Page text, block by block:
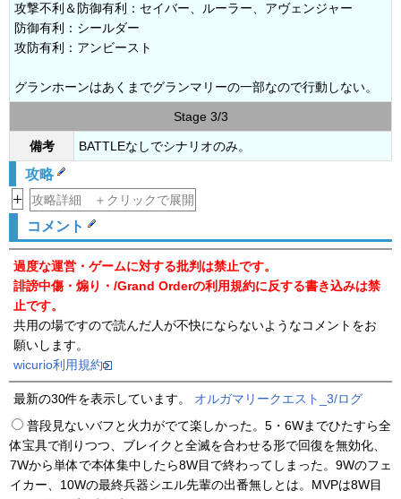
攻撃不利＆防御有利：セイバー、ルーラー、アヴェンジャー
防御有利：シールダー
攻防有利：アンビースト
グランホーンはあくまでグランマリーの一部なので行動しない。
Stage 3/3
備考 BATTLEなしでシナリオのみ。
攻略
+ 攻略詳細 ＋クリックで展開
コメント
過度な運営・ゲームに対する批判は禁止です。
誹謗中傷・煽り・/Grand Orderの利用規約に反する書き込みは禁
止です。
共用の場ですので読んだ人が不快にならないようなコメントをお
願いします。
wicurio利用規約
最新の30件を表示しています。 オルガマリークエスト_3/ログ
普段見ないバフと火力がでて楽しかった。5・6Wまでひたすら全
体宝具で削りつつ、ブレイクと全滅を合わせる形で回復を無効化、
7Wから単体で本体集中したら8W目で終わってしまった。9Wのフェ
イカー、10Wの最終兵器シエル先輩の出番無しとは。MVPは8W目